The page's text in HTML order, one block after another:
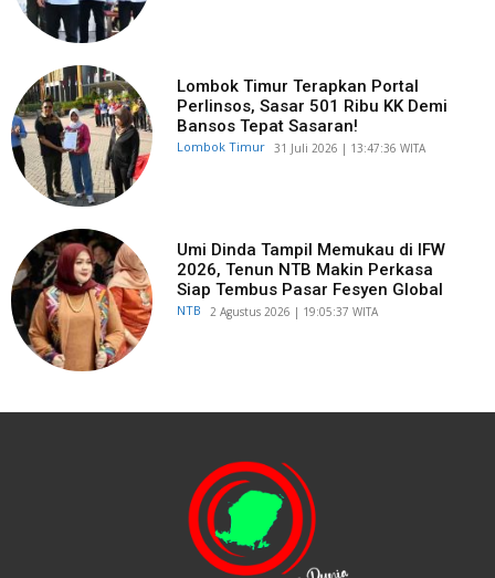
Lombok Timur Terapkan Portal
Perlinsos, Sasar 501 Ribu KK Demi
Bansos Tepat Sasaran!
Lombok Timur ​31 Juli 2026 | 13:47:36 WITA
Umi Dinda Tampil Memukau di IFW
2026, Tenun NTB Makin Perkasa
Siap Tembus Pasar Fesyen Global
NTB ​2 Agustus 2026 | 19:05:37 WITA